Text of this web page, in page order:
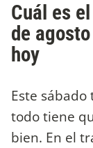
Cuál es
de
hoy
Este
todo tiene
bien. En el